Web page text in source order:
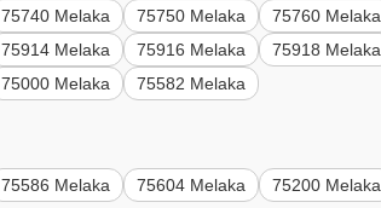
75740 Melaka 75750 Melaka 75760 Melaka
75914 Melaka 75916 Melaka 75918 Melaka
75000 Melaka 75582 Melaka
75586 Melaka 75604 Melaka 75200 Melaka